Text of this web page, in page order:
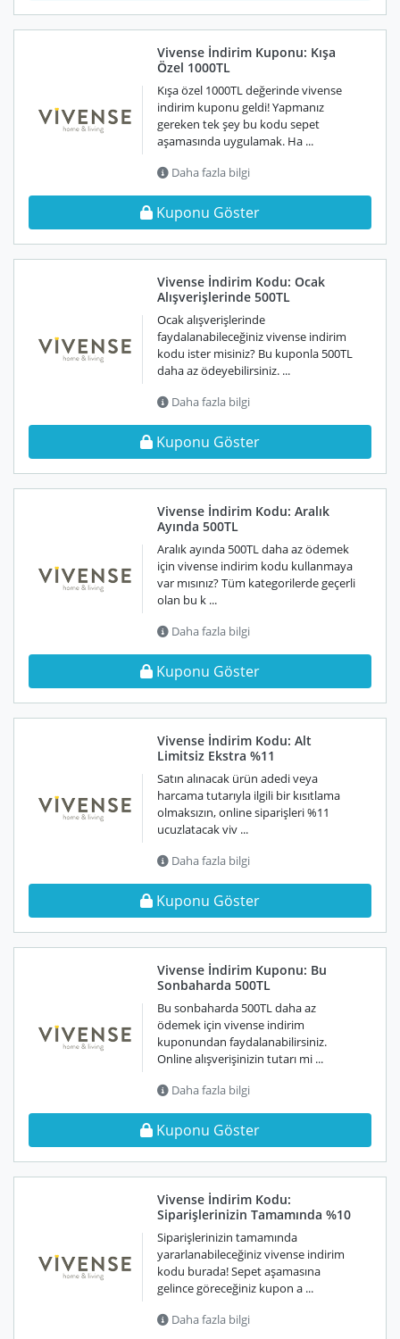
Vivense İndirim Kuponu: Kışa
Özel 1000TL
Kışa özel 1000TL değerinde vivense
indirim kuponu geldi! Yapmanız
gereken tek şey bu kodu sepet
aşamasında uygulamak. Ha ...
Daha fazla bilgi
Kuponu Göster
Vivense İndirim Kodu: Ocak
Alışverişlerinde 500TL
Ocak alışverişlerinde
faydalanabileceğiniz vivense indirim
kodu ister misiniz? Bu kuponla 500TL
daha az ödeyebilirsiniz. ...
Daha fazla bilgi
Kuponu Göster
Vivense İndirim Kodu: Aralık
Ayında 500TL
Aralık ayında 500TL daha az ödemek
için vivense indirim kodu kullanmaya
var mısınız? Tüm kategorilerde geçerli
olan bu k ...
Daha fazla bilgi
Kuponu Göster
Vivense İndirim Kodu: Alt
Limitsiz Ekstra %11
Satın alınacak ürün adedi veya
harcama tutarıyla ilgili bir kısıtlama
olmaksızın, online siparişleri %11
ucuzlatacak viv ...
Daha fazla bilgi
Kuponu Göster
Vivense İndirim Kuponu: Bu
Sonbaharda 500TL
Bu sonbaharda 500TL daha az
ödemek için vivense indirim
kuponundan faydalanabilirsiniz.
Online alışverişinizin tutarı mi ...
Daha fazla bilgi
Kuponu Göster
Vivense İndirim Kodu:
Siparişlerinizin Tamamında %10
Siparişlerinizin tamamında
yararlanabileceğiniz vivense indirim
kodu burada! Sepet aşamasına
gelince göreceğiniz kupon a ...
Daha fazla bilgi